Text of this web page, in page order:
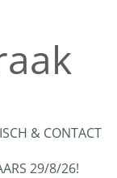
& CONTACT
29/8/26!